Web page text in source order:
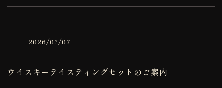
2026/07/07
ウイスキーテイスティングセットのご案内